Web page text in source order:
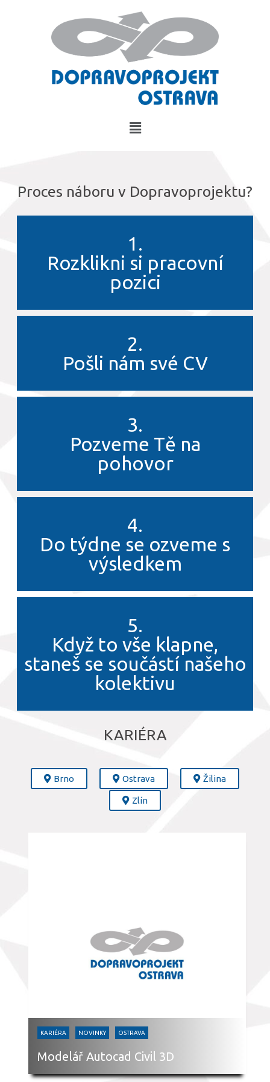
Proces náboru v Dopravoprojektu?
1.
Rozklikni si pracovní
pozici
2.
Pošli nám své CV
3.
Pozveme Tě na
pohovor
4.
Do týdne se ozveme s
výsledkem
5.
Když to vše klapne,
staneš se součástí našeho
kolektivu
KARIÉRA
Brno Ostrava Žilina
Zlín
KARIÉRA NOVINKY OSTRAVA
Modelář Autocad Civil 3D